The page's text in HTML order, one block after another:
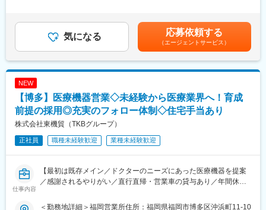
現在は公共領域における文書管理業務が中心となるが、今後は課
題解決する業務の幅を広げていく予定です。エンジニアとしてIT
技術の知識だけでなく、公共領域における業務の観点から幅広く
経験を積む事が出来ます。
変更の範囲：会社の定める業務
高い仕事に携わりたい方におすすめです。
■組織体制：Cardiac Surgery
主に心臓血管外科・血管外科における外科手術製品を取り扱って
いる部署です。人工心臓弁（Surgery）と大動脈用ステントグラフ
・主要製品URL：Surgeryチーム
https://www.medtronic.com/jp-ja/healthcare-
professionals/products/cardiovascular/heart-valves-surgical-
replacement.html
■評価制度：
社員の努力と成果を正当に評価するインセンティブ制度が充実し
ています。
100%達成の場合は3桁の支給が見込めます。
年目の場合固定年収 500万円 インセンティブ 380万円35歳、
入社8年目の場合固定年収 600万円 インセンティブ 400万円
賃金はあくまでも目安の金額であり、選考を通じて上下する可能
性があります。月給(月額)は固定手当を含めた表記です。
気になる 応募依頼する
（エージェントサービス）
NEW
【博多】医療機器営業◇未経験から医療業界へ！育成
前提の採用◎充実のフォロー体制◇住宅手当あり
株式会社東機貿（TKBグループ）
正社員 職種未経験歓迎 業種未経験歓迎
仕事内容
【最初は既存メイン／ドクターのニーズにあった医療機器を提案
／感謝されるやりがい／直行直帰・営業車の貸与あり／年間休日
＜勤務地詳細＞福岡営業所住所：福岡県福岡市博多区沖浜町11-10